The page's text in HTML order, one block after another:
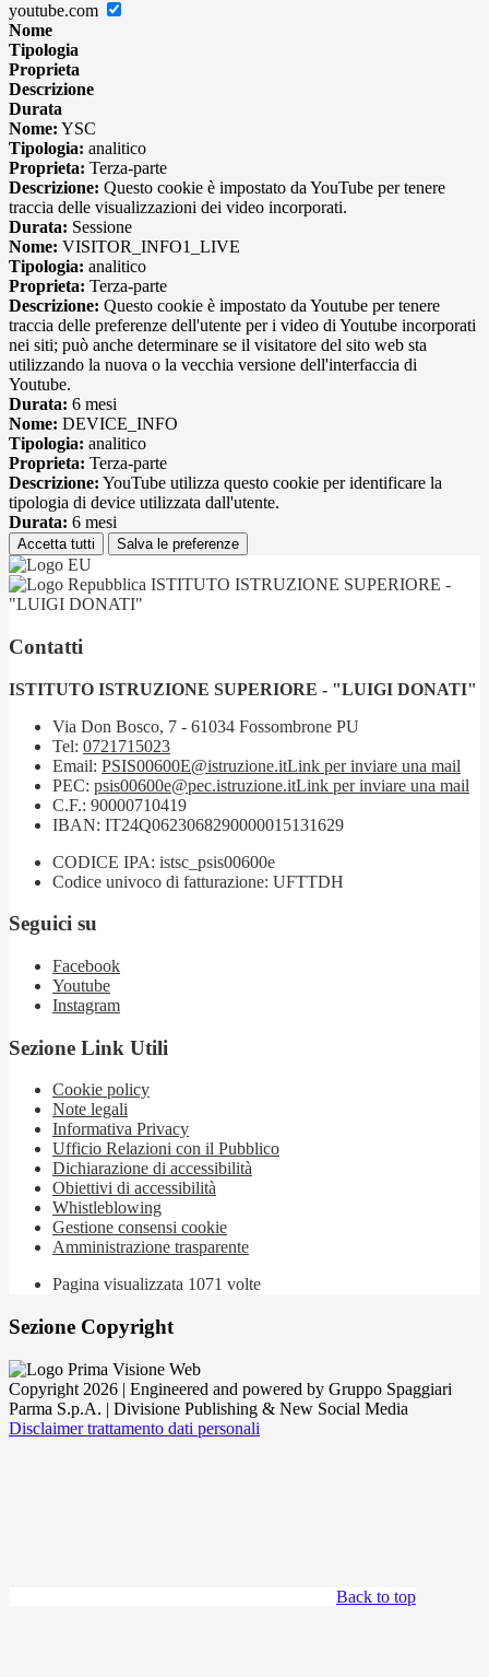
youtube.com
Nome
Tipologia
Proprieta
Descrizione
Durata
Nome: YSC
Tipologia: analitico
Proprieta: Terza-parte
Descrizione: Questo cookie è impostato da YouTube per tenere
traccia delle visualizzazioni dei video incorporati.
Durata: Sessione
Nome: VISITOR_INFO1_LIVE
Tipologia: analitico
Proprieta: Terza-parte
Descrizione: Questo cookie è impostato da Youtube per tenere
traccia delle preferenze dell'utente per i video di Youtube incorporati
nei siti; può anche determinare se il visitatore del sito web sta
utilizzando la nuova o la vecchia versione dell'interfaccia di
Youtube.
Durata: 6 mesi
Nome: DEVICE_INFO
Tipologia: analitico
Proprieta: Terza-parte
Descrizione: YouTube utilizza questo cookie per identificare la
tipologia di device utilizzata dall'utente.
Durata: 6 mesi
Accetta tutti Salva le preferenze
ISTITUTO ISTRUZIONE SUPERIORE -
"LUIGI DONATI"
Contatti
ISTITUTO ISTRUZIONE SUPERIORE - "LUIGI DONATI"
Via Don Bosco, 7 - 61034 Fossombrone PU
Tel: 0721715023
Email: PSIS00600E@istruzione.itLink per inviare una mail
PEC: psis00600e@pec.istruzione.itLink per inviare una mail
C.F.: 90000710419
IBAN: IT24Q0623068290000015131629
CODICE IPA: istsc_psis00600e
Codice univoco di fatturazione: UFTTDH
Seguici su
Facebook
Youtube
Instagram
Sezione Link Utili
Cookie policy
Note legali
Informativa Privacy
Ufficio Relazioni con il Pubblico
Dichiarazione di accessibilità
Obiettivi di accessibilità
Whistleblowing
Gestione consensi cookie
Amministrazione trasparente
Pagina visualizzata 1071 volte
Sezione Copyright
Copyright 2026 | Engineered and powered by Gruppo Spaggiari
Parma S.p.A. | Divisione Publishing & New Social Media
Disclaimer trattamento dati personali
Back to top